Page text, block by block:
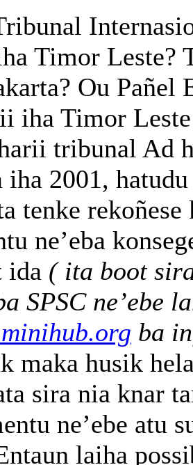
Timor Leste?
Ou Pañel
iha Timor
tribunal Ad
iha 2001,
tenke rekoñese
ne’eba
ida ( ita boot
SPSC ne’ebe
ba
maka husik
sira nia knar
ne’ebe atu
laiha